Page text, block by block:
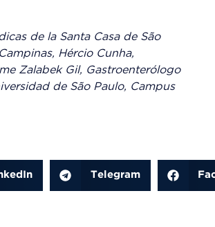
de la Santa Casa de São
Hércio Cunha,
Zalabek Gil, Gastroenterólogo
de São Paulo, Campus
Telegram